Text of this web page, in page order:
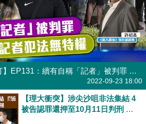
【直播】【焦點短打】EP131：續有自稱「記者」被判罪 再證記者犯法無特權
2022-09-23 18:00
【理大衝突】涉尖沙咀非法集結 4
被告認罪還押至10月11日判刑 羅